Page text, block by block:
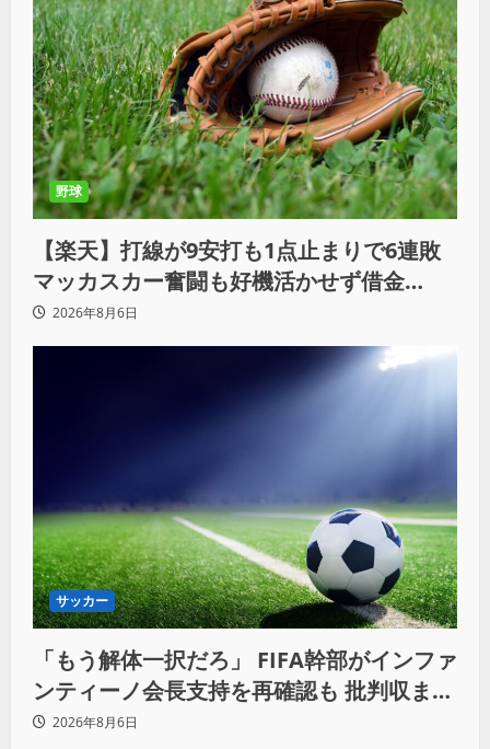
野球
【楽天】打線が9安打も1点止まりで6連敗
マッカスカー奮闘も好機活かせず借金
「22」
2026年8月6日
サッカー
「もう解体一択だろ」 FIFA幹部がインファ
ンティーノ会長支持を再確認も 批判収まら
ず2026年8月6日